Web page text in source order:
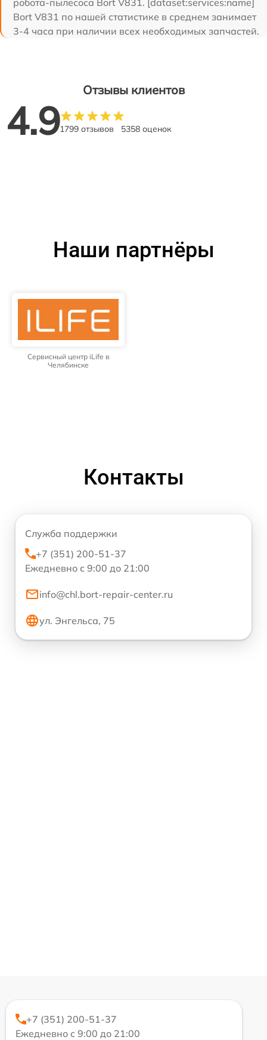
Bort V831 по нашей статистике в среднем занимает
3-4 часа при наличии всех необходимых запчастей.
Отзывы клиентов
4.91799 отзывов 5358 оценок
Наши партнёры
Сервисный центр iLife в
Челябинске
Контакты
Служба поддержки
+7 (351) 200-51-37
Ежедневно с 9:00 до 21:00
info@chl.bort-repair-center.ru
ул. Энгельса, 75
+7 (351) 200-51-37
Ежедневно с 9:00 до 21:00